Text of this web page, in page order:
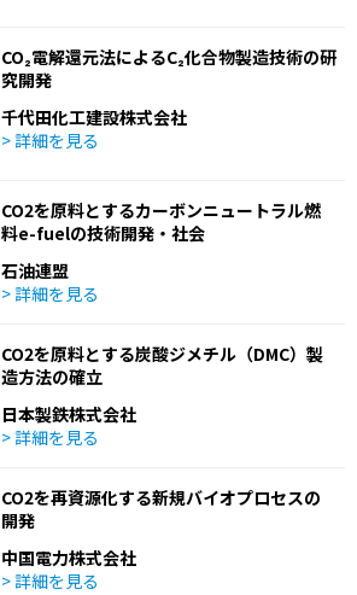
CO₂電解還元法によるC₂化合物製造技術の研
究開発
千代田化工建設株式会社
> 詳細を見る
CO2を原料とするカーボンニュートラル燃
料e-fuelの技術開発・社会
石油連盟
> 詳細を見る
CO2を原料とする炭酸ジメチル（DMC）製
造方法の確立
日本製鉄株式会社
> 詳細を見る
CO2を再資源化する新規バイオプロセスの
開発
中国電力株式会社
> 詳細を見る